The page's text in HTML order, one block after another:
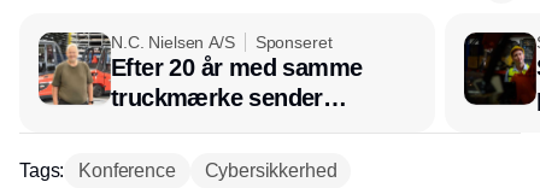
N.C. Nielsen A/S Sponseret
Efter 20 år med samme
truckmærke sender
lagerchef stafetten videre
hos INOX
Tags: Konference Cybersikkerhed